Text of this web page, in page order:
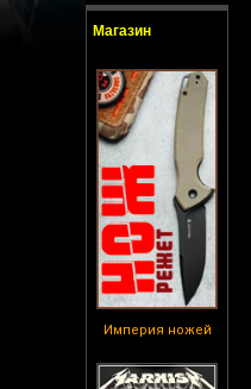
Магазин
Империя ножей